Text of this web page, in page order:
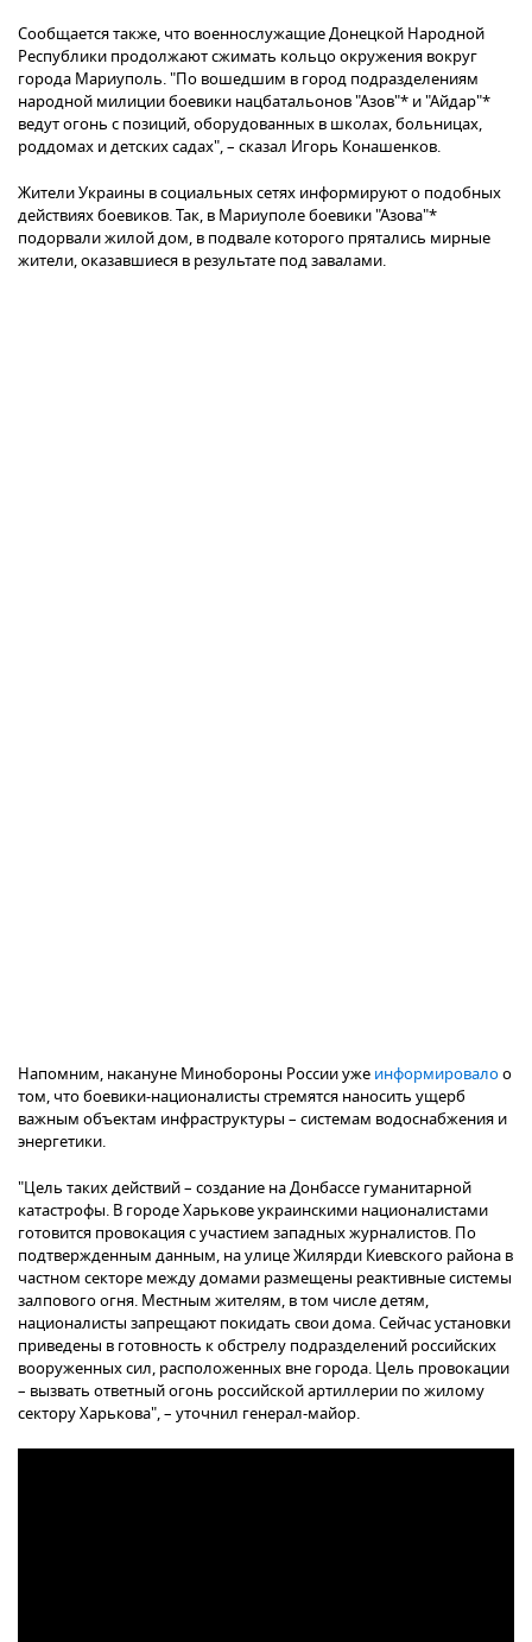
Сообщается также, что военнослужащие Донецкой Народной
Республики продолжают сжимать кольцо окружения вокруг
города Мариуполь. "По вошедшим в город подразделениям
народной милиции боевики нацбатальонов "Азов"* и "Айдар"*
ведут огонь с позиций, оборудованных в школах, больницах,
роддомах и детских садах", – сказал Игорь Конашенков.
Жители Украины в социальных сетях информируют о подобных
действиях боевиков. Так, в Мариуполе боевики "Азова"*
подорвали жилой дом, в подвале которого прятались мирные
жители, оказавшиеся в результате под завалами.
Напомним, накануне Минобороны России уже информировалоо
том, что боевики-националисты стремятся наносить ущерб
важным объектам инфраструктуры – системам водоснабжения и
энергетики.
"Цель таких действий – создание на Донбассе гуманитарной
катастрофы. В городе Харькове украинскими националистами
готовится провокация с участием западных журналистов. По
подтвержденным данным, на улице Жилярди Киевского района в
частном секторе между домами размещены реактивные системы
залпового огня. Местным жителям, в том числе детям,
националисты запрещают покидать свои дома. Сейчас установки
приведены в готовность к обстрелу подразделений российских
вооруженных сил, расположенных вне города. Цель провокации
– вызвать ответный огонь российской артиллерии по жилому
сектору Харькова", – уточнил генерал-майор.